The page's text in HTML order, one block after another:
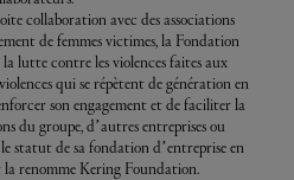
collaboration avec des associations
de femmes victimes, la Fondation
lutte contre les violences faites aux
qui se répètent de génération en
son engagement et de faciliter la
du groupe, d’autres entreprises ou
statut de sa fondation d’entreprise en
renomme Kering Foundation.